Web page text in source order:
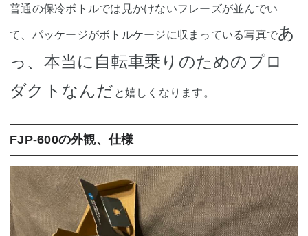
普通の保冷ボトルでは見かけないフレーズが並んでい
て、パッケージがボトルケージに収まっている写真であ
っ、本当に自転車乗りのためのプロ
ダクトなんだ と嬉しくなります。
FJP-600の外観、仕様